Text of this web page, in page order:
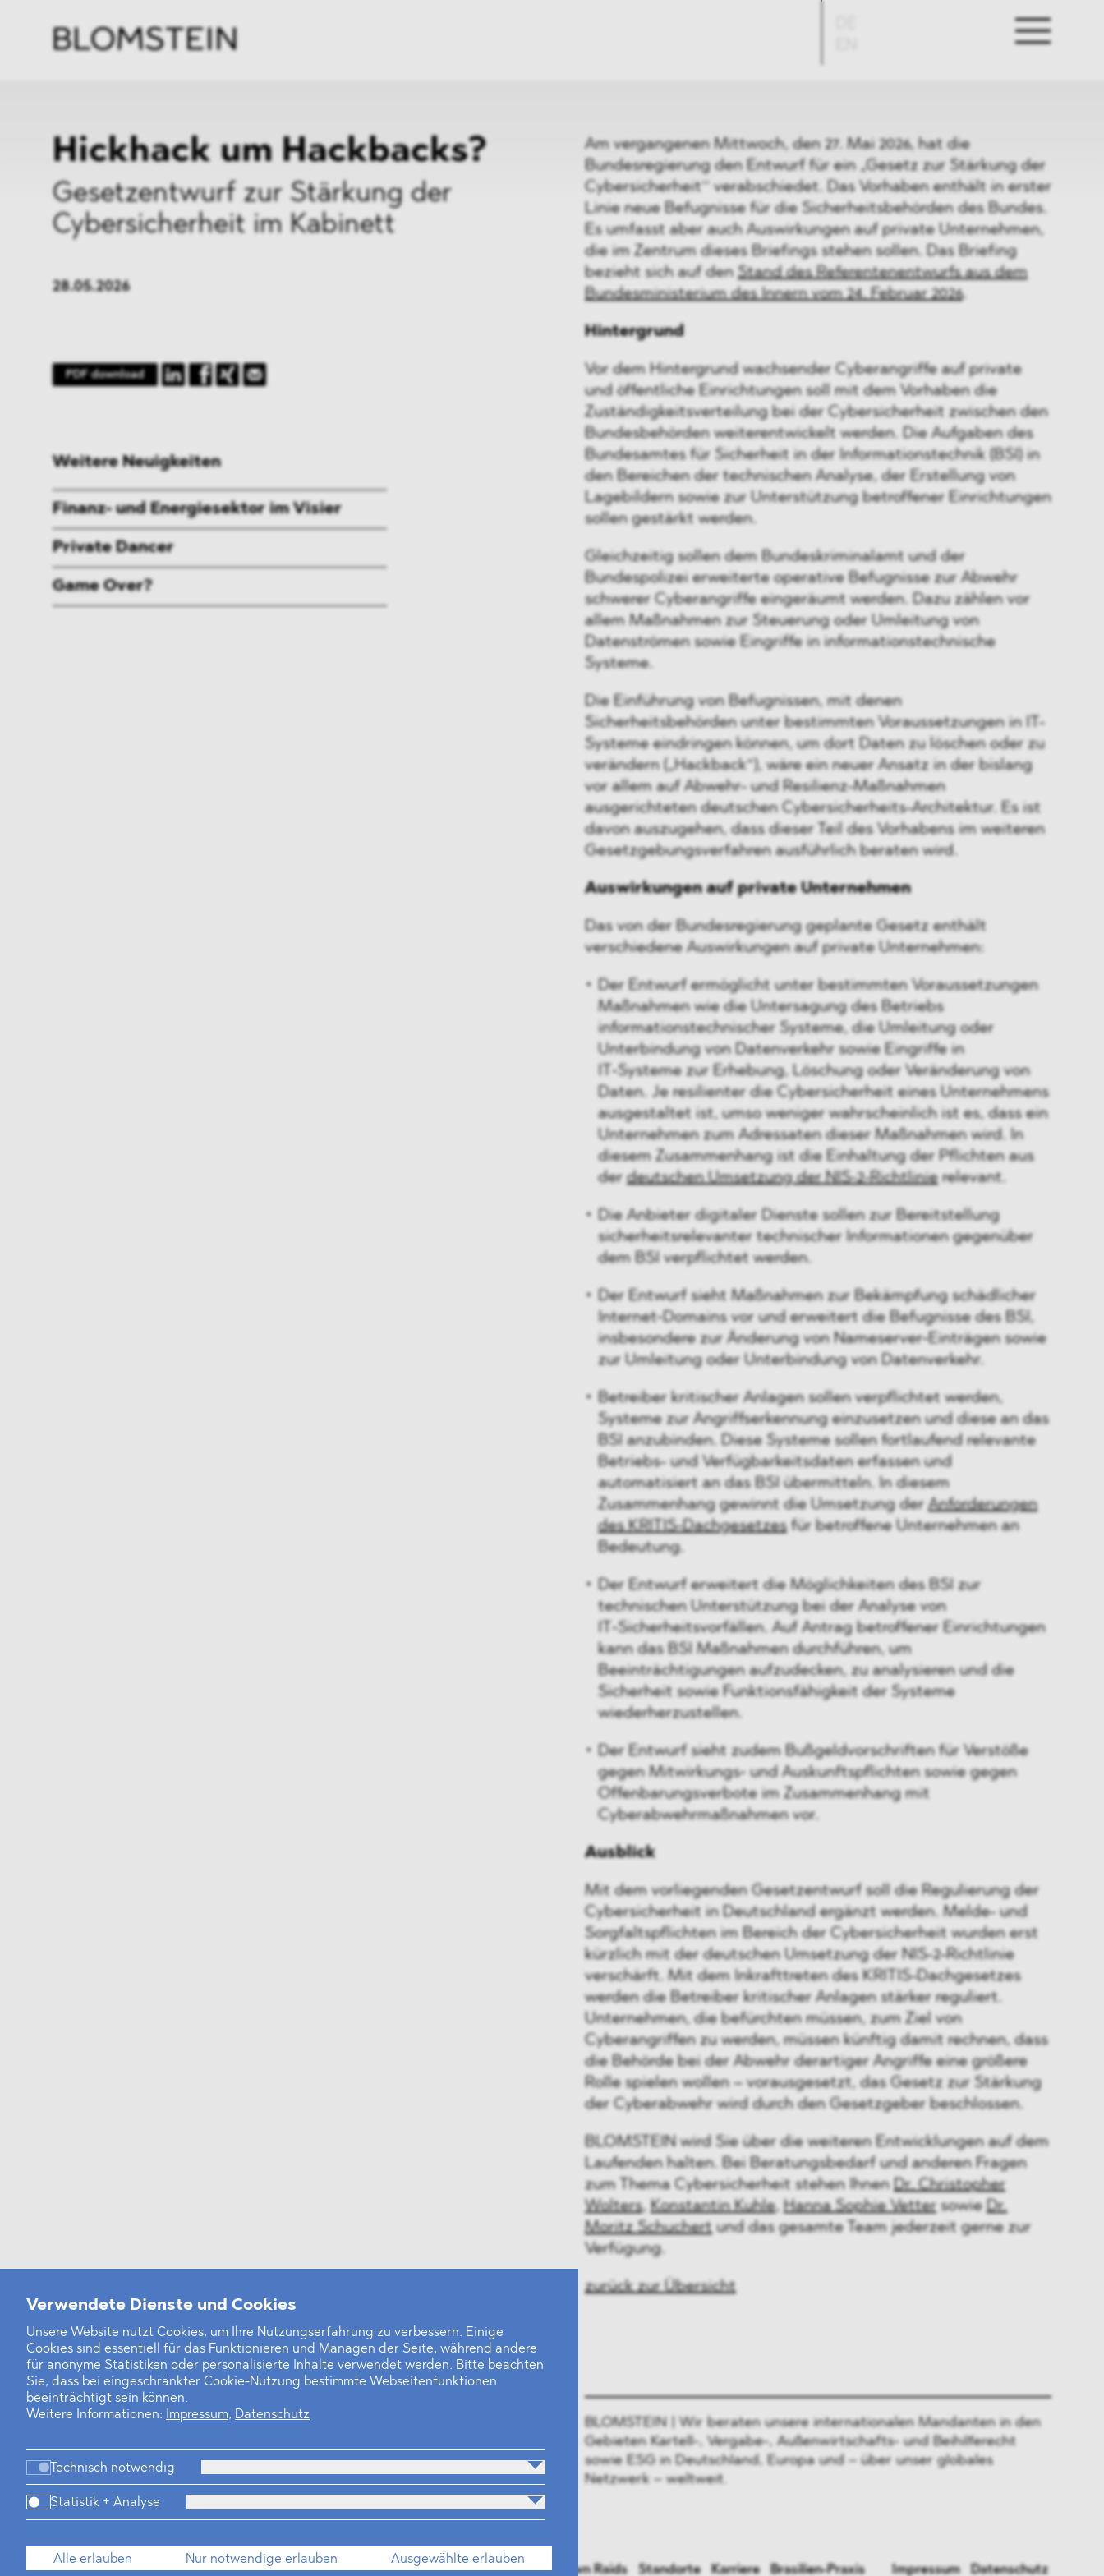
Verwendete Dienste und Cookies
Unsere Website nutzt Cookies, um Ihre Nutzungserfahrung zu verbessern. Einige
Cookies sind essentiell für das Funktionieren und Managen der Seite, während andere
für anonyme Statistiken oder personalisierte Inhalte verwendet werden. Bitte beachten
Sie, dass bei eingeschränkter Cookie-Nutzung bestimmte Webseitenfunktionen
beeinträchtigt sein können.
Weitere Informationen:
Impressum, Datenschutz
Technisch notwendig
Statistik + Analyse
Alle erlauben Nur notwendige erlauben Ausgewählte erlauben
Hickhack um Hackbacks?
Gesetzentwurf zur Stärkung der
Cybersicherheit im Kabinett
28.05.2026
PDF download
Am vergangenen Mittwoch, den 27. Mai 2026, hat die
Bundesregierung den Entwurf für ein „Gesetz zur Stärkung der
Cybersicherheit‘‘ verabschiedet. Das Vorhaben enthält in erster
Linie neue Befugnisse für die Sicherheitsbehörden des Bundes.
Es umfasst aber auch Auswirkungen auf private Unternehmen,
die im Zentrum dieses Briefings stehen sollen. Das Briefing
bezieht sich auf denStand des Referentenentwurfs aus dem
Bundesministerium des Innern vom 24. Februar 2026.
Hintergrund
Vor dem Hintergrund wachsender Cyberangriffe auf private
und öffentliche Einrichtungen soll mit dem Vorhaben die
Zuständigkeitsverteilung bei der Cybersicherheit zwischen den
Bundesbehörden weiterentwickelt werden. Die Aufgaben des
Bundesamtes für Sicherheit in der Informationstechnik (BSI) in
den Bereichen der technischen Analyse, der Erstellung von
Lagebildern sowie zur Unterstützung betroffener Einrichtungen
sollen gestärkt werden.
Gleichzeitig sollen dem Bundeskriminalamt und der
Bundespolizei erweiterte operative Befugnisse zur Abwehr
schwerer Cyberangriffe eingeräumt werden. Dazu zählen vor
allem Maßnahmen zur Steuerung oder Umleitung von
Datenströmen sowie Eingriffe in informationstechnische
Systeme.
Die Einführung von Befugnissen, mit denen
Sicherheitsbehörden unter bestimmten Voraussetzungen in IT-
Systeme eindringen können, um dort Daten zu löschen oder zu
verändern („Hackback“), wäre ein neuer Ansatz in der bislang
vor allem auf Abwehr- und Resilienz-Maßnahmen
ausgerichteten deutschen Cybersicherheits-Architektur. Es ist
davon auszugehen, dass dieser Teil des Vorhabens im weiteren
Gesetzgebungsverfahren ausführlich beraten wird.
Auswirkungen auf private Unternehmen
Das von der Bundesregierung geplante Gesetz enthält
verschiedene Auswirkungen auf private Unternehmen:
Der Entwurf ermöglicht unter bestimmten Voraussetzungen
Maßnahmen wie die Untersagung des Betriebs
informationstechnischer Systeme, die Umleitung oder
Unterbindung von Datenverkehr sowie Eingriffe in
IT‑Systeme zur Erhebung, Löschung oder Veränderung von
Daten. Je resilienter die Cybersicherheit eines Unternehmens
ausgestaltet ist, umso weniger wahrscheinlich ist es, dass ein
Unternehmen zum Adressaten dieser Maßnahmen wird. In
diesem Zusammenhang ist die Einhaltung der Pflichten aus
derdeutschen Umsetzung der NIS-2-Richtlinierelevant.
Die Anbieter digitaler Dienste sollen zur Bereitstellung
sicherheitsrelevanter technischer Informationen gegenüber
dem BSI verpflichtet werden.
Der Entwurf sieht Maßnahmen zur Bekämpfung schädlicher
Internet‑Domains vor und erweitert die Befugnisse des BSI,
insbesondere zur Änderung von Nameserver‑Einträgen sowie
zur Umleitung oder Unterbindung von Datenverkehr.
Betreiber kritischer Anlagen sollen verpflichtet werden,
Systeme zur Angriffserkennung einzusetzen und diese an das
BSI anzubinden. Diese Systeme sollen fortlaufend relevante
Betriebs- und Verfügbarkeitsdaten erfassen und
automatisiert an das BSI übermitteln. In diesem
Zusammenhang gewinnt die Umsetzung derAnforderungen
des KRITIS-Dachgesetzesfür betroffene Unternehmen an
Bedeutung.
Der Entwurf erweitert die Möglichkeiten des BSI zur
technischen Unterstützung bei der Analyse von
IT‑Sicherheitsvorfällen. Auf Antrag betroffener Einrichtungen
kann das BSI Maßnahmen durchführen, um
Beeinträchtigungen aufzudecken, zu analysieren und die
Sicherheit sowie Funktionsfähigkeit der Systeme
wiederherzustellen.
Der Entwurf sieht zudem Bußgeldvorschriften für Verstöße
gegen Mitwirkungs‑ und Auskunftspflichten sowie gegen
Offenbarungsverbote im Zusammenhang mit
Cyberabwehrmaßnahmen vor.
Ausblick
Mit dem vorliegenden Gesetzentwurf soll die Regulierung der
Cybersicherheit in Deutschland ergänzt werden. Melde- und
Sorgfaltspflichten im Bereich der Cybersicherheit wurden erst
kürzlich mit der deutschen Umsetzung der NIS-2-Richtlinie
verschärft. Mit dem Inkrafttreten des KRITIS-Dachgesetzes
werden die Betreiber kritischer Anlagen stärker reguliert.
Unternehmen, die befürchten müssen, zum Ziel von
Cyberangriffen zu werden, müssen künftig damit rechnen, dass
die Behörde bei der Abwehr derartiger Angriffe eine größere
Rolle spielen wollen – vorausgesetzt, das Gesetz zur Stärkung
der Cyberabwehr wird durch den Gesetzgeber beschlossen.
BLOMSTEIN wird Sie über die weiteren Entwicklungen auf dem
Laufenden halten. Bei Beratungsbedarf und anderen Fragen
zum Thema Cybersicherheit stehen Ihnen Dr. Christopher
Wolters, Konstantin Kuhle, Hanna Sophie Vettersowie Dr.
Moritz Schuchertund das gesamte Team jederzeit gerne zur
Verfügung.
zurück zur Übersicht
BLOMSTEIN | Wir beraten unsere internationalen Mandanten in den
Gebieten Kartell-, Vergabe-, Außenwirtschafts- und Beihilferecht
sowie ESG in Deutschland, Europa und – über unser globales
Netzwerk – weltweit.
Weitere Neuigkeiten
Finanz- und Energiesektor im Visier
Private Dancer
Game Over?
Kanzlei Beratung Personen Industrien Neues Dawn Raids Standorte Karriere Brasilien-Praxis Impressum Datenschutz